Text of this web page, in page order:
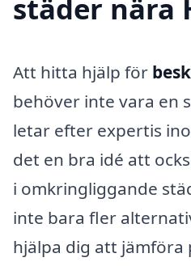
städer nära
Att hitta hjälp för
behöver inte vara en
letar efter expertis
det en bra idé att
i omkringliggande
inte bara fler
hjälpa dig att jämföra